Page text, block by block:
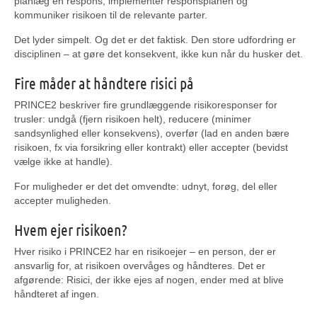
kommuniker risikoen til de relevante parter.
Det lyder simpelt. Og det er det faktisk. Den store udfordring er
disciplinen – at gøre det konsekvent, ikke kun når du husker det.
Fire måder at håndtere risici på
PRINCE2 beskriver fire grundlæggende risikoresponser for
trusler: undgå (fjern risikoen helt), reducere (minimer
sandsynlighed eller konsekvens), overfør (lad en anden bære
risikoen, fx via forsikring eller kontrakt) eller accepter (bevidst
vælge ikke at handle).
For muligheder er det det omvendte: udnyt, forøg, del eller
accepter muligheden.
Hvem ejer risikoen?
Hver risiko i PRINCE2 har en risikoejer – en person, der er
ansvarlig for, at risikoen overvåges og håndteres. Det er
afgørende: Risici, der ikke ejes af nogen, ender med at blive
håndteret af ingen.